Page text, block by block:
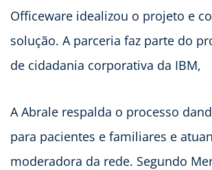
Officeware idealizou o projeto e
solução. A parceria faz parte do
de cidadania corporativa da IBM,
A Abrale respalda o processo
para pacientes e familiares e
moderadora da rede. Segundo